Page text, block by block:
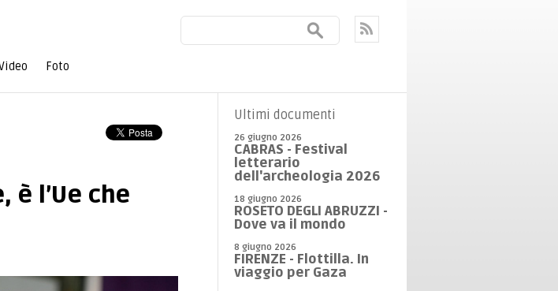
Foto
è l’Ue che
Ultimi documenti
26 giugno 2026
CABRAS - Festival
letterario
dell'archeologia 2026
18 giugno 2026
ROSETO DEGLI ABRUZZI -
Dove va il mondo
8 giugno 2026
FIRENZE - Flottilla. In
viaggio per Gaza